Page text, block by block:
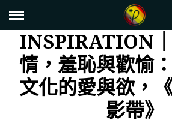
INSPIRATION
情，羞恥與歡愉
文化的愛與欲，
影帶》